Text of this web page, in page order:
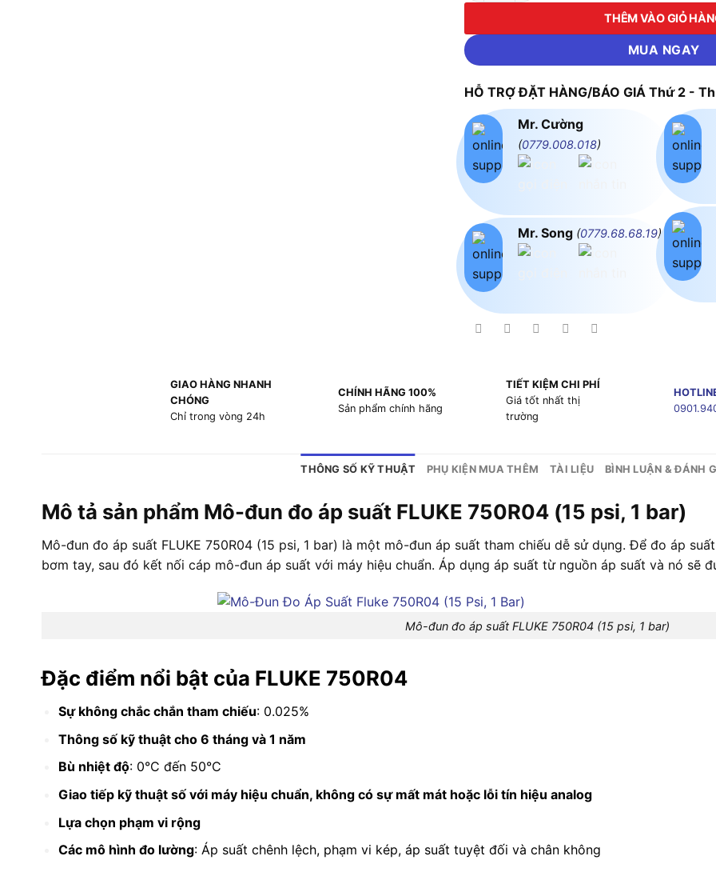
THÊM VÀO GIỎ
MUA NGAY
HỖ TRỢ ĐẶT HÀNG/BÁO GIÁ Thứ 2 -
Mr. Cường
(0779.008.018)
Mr. Song (0779.68.68.19)
GIAO HÀNG NHANH
CHÓNG
Chỉ trong vòng 24h
CHÍNH HÃNG 100%
Sản phẩm chính hãng
TIẾT KIỆM CHI PHÍ
Giá tốt nhất thị
trường
THÔNG SỐ KỸ THUẬT PHỤ KIỆN MUA THÊM TÀI LIỆU BÌNH LUẬN & ĐÁNH
Mô tả sản phẩm Mô-đun đo áp suất FLUKE 750R04 (15 psi, 1 bar)
Mô-đun đo áp suất FLUKE 750R04 (15 psi, 1 bar) là một mô-đun áp suất tham chiếu dễ sử dụng. Để đo áp
bơm tay, sau đó kết nối cáp mô-đun áp suất với máy hiệu chuẩn. Áp dụng áp suất từ nguồn áp suất và nó sẽ
Mô-đun đo áp suất FLUKE 750R04 (15 psi, 1 bar)
Đặc điểm nổi bật của FLUKE 750R04
Sự không chắc chắn tham chiếu: 0.025%
Thông số kỹ thuật cho 6 tháng và 1 năm
Bù nhiệt độ: 0°C đến 50°C
Giao tiếp kỹ thuật số với máy hiệu chuẩn, không có sự mất mát hoặc lỗi tín hiệu analog
Lựa chọn phạm vi rộng
Các mô hình đo lường: Áp suất chênh lệch, phạm vi kép, áp suất tuyệt đối và chân không